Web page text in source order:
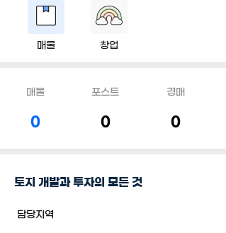
매물 창업
매물
0
포스트
0
경매
0
토지 개발과 투자의 모든 것
담당지역